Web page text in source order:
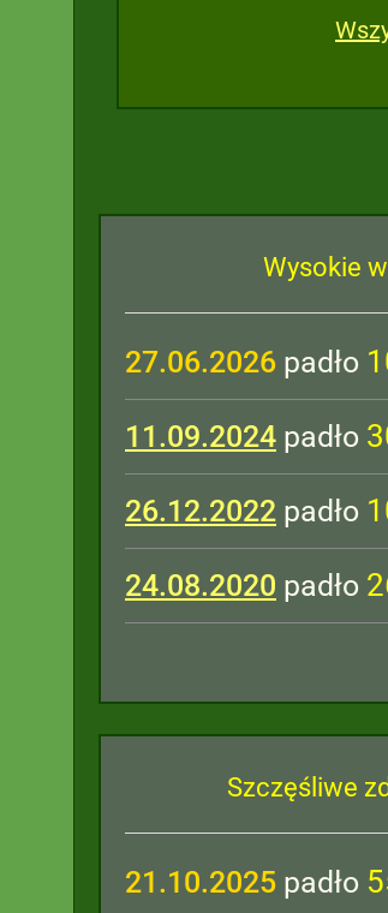
Wysokie
27.06.2026 padło
11.09.2024 padło
26.12.2022 padło
24.08.2020 padło
Szczęśliwe
21.10.2025 padło